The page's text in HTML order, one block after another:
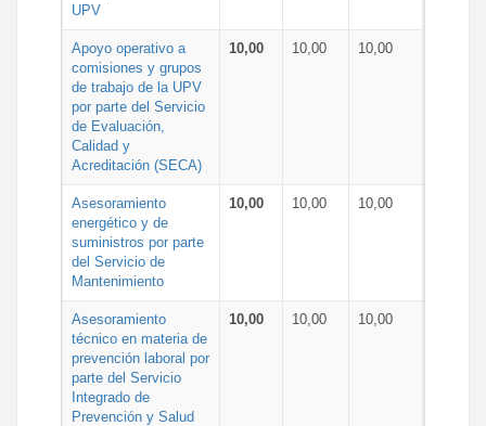
UPV
Apoyo operativo a
comisiones y grupos
de trabajo de la UPV
por parte del Servicio
de Evaluación,
Calidad y
Acreditación (SECA)
10,00 10,00 10,00
Asesoramiento
energético y de
suministros por parte
del Servicio de
Mantenimiento
10,00 10,00 10,00
Asesoramiento
técnico en materia de
prevención laboral por
parte del Servicio
Integrado de
Prevención y Salud
10,00 10,00 10,00